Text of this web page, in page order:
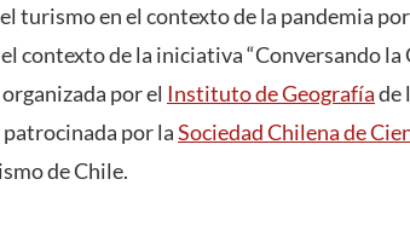
turismo en el contexto de la pandemia
contexto de la iniciativa “Conversando la
por el Instituto de Geografíade
por laSociedad Chilena de
de Chile.